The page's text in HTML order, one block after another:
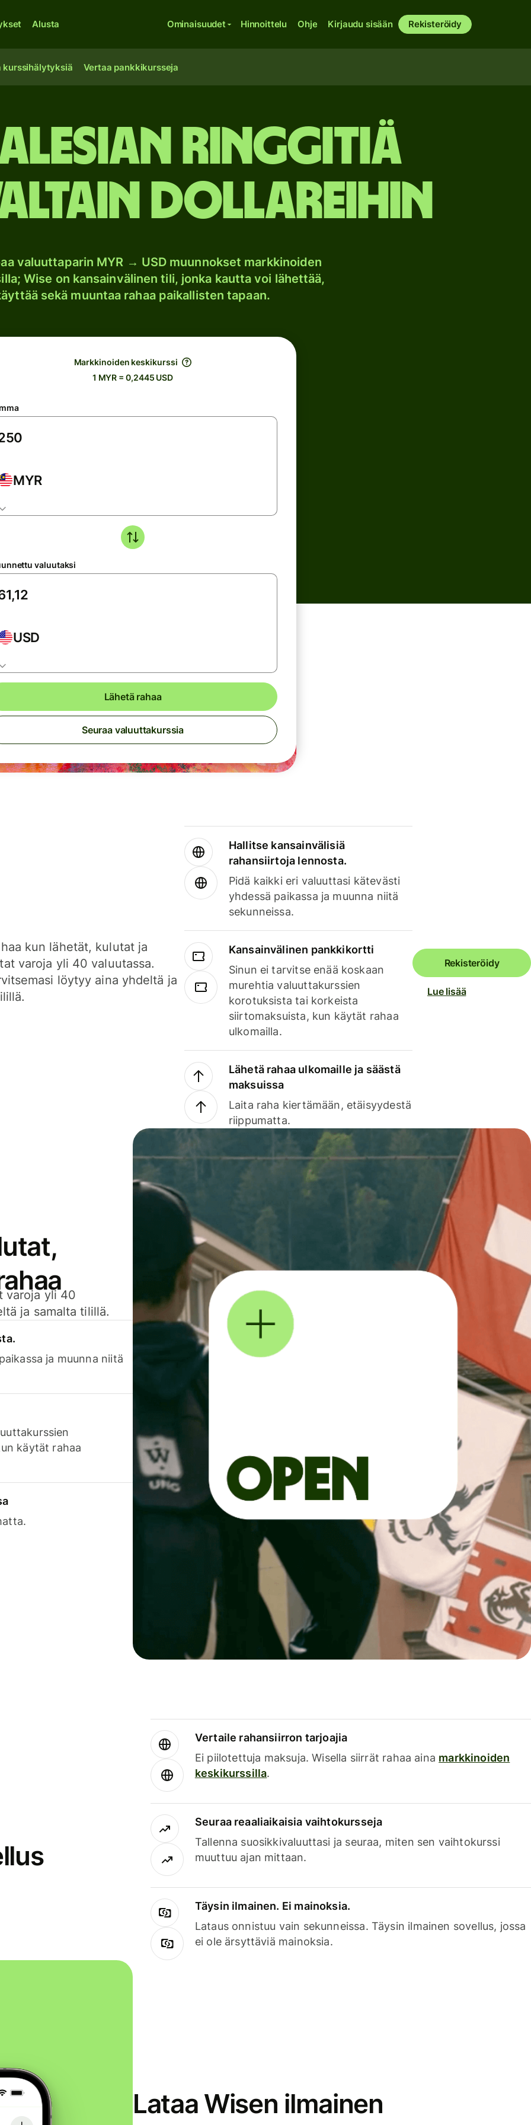
Alusta Ominaisuudet Hinnoittelu Ohje Kirjaudu sisään Rekisteröidy
kurssihälytyksiä Vertaa pankkikursseja
ringgitiä
dollareihin
valuuttaparin MYR → USD muunnokset markkinoiden
Wise on kansainvälinen tili, jonka kautta voi lähettää,
sekä muuntaa rahaa paikallisten tapaan.
Markkinoiden keskikurssi
1 MYR = 0,2445 USD
MYR
valuutaksi
USD
Lähetä rahaa
Seuraa valuuttakurssia
kun lähetät, kulutat ja
varoja yli 40 valuutassa.
löytyy aina yhdeltä ja
Hallitse kansainvälisiä
rahansiirtoja lennosta.
Pidä kaikki eri valuuttasi kätevästi
yhdessä paikassa ja muunna niitä
sekunneissa.
Kansainvälinen pankkikortti
Sinun ei tarvitse enää koskaan
murehtia valuuttakurssien
korotuksista tai korkeista
siirtomaksuista, kun käytät rahaa
ulkomailla.
Lähetä rahaa ulkomaille ja säästä
maksuissa
Laita raha kiertämään, etäisyydestä
riippumatta.
Rekisteröidy
Lue lisää
varoja yli 40
ja samalta tilillä.
ja muunna niitä
käytät rahaa
Vertaile rahansiirron tarjoajia
Ei piilotettuja maksuja. Wisella siirrät rahaa aina markkinoiden
keskikurssilla.
Seuraa reaaliaikaisia vaihtokursseja
Tallenna suosikkivaluuttasi ja seuraa, miten sen vaihtokurssi
muuttuu ajan mittaan.
Täysin ilmainen. Ei mainoksia.
Lataus onnistuu vain sekunneissa. Täysin ilmainen sovellus, jossa
ei ole ärsyttäviä mainoksia.
Lataa Wisen ilmainen